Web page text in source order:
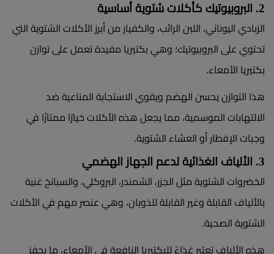
2. البروبيوتيك كأكلات شتوية أساسية
الزبادي اليوناني، اللبن الرائب، والكفيار من أبرز الأكلات الشتوية التي
تحتوي على البروبيوتيك؛ وهي بكتيريا مفيدة تعمل على توازن
بكتيريا الأمعاء.
هذا التوازن يحسن الهضم ويقوي الاستجابة المناعية ضد
الالتهابات الموسمية، مما يجعل هذه الأكلات خيارًا ممتازًا في
وجبات الإفطار أو العشاء الشتوية.
3. الألياف الغذائية لدعم الجهاز الهضمي
الخضروات الشتوية مثل الجزر، الشمندر، البروكلي، والسبانخ غنية
بالألياف القابلة وغير القابلة للذوبان، وهي عنصر مهم في الأكلات
الشتوية الصحية.
هذه الألياف تعتبر غذاءً للبكتيريا النافعة في الأمعاء، ما يحفز